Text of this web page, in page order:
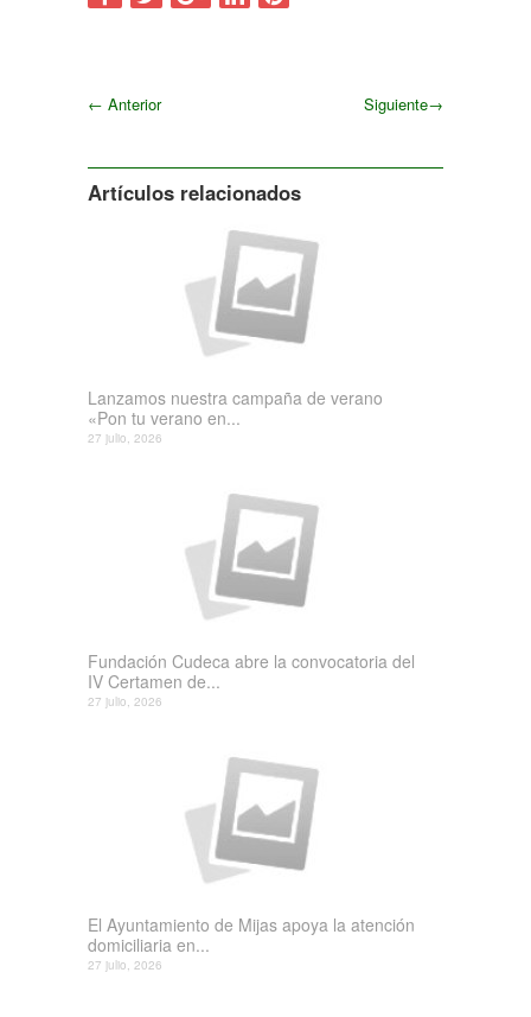
← Anterior Siguiente→
Artículos relacionados
Lanzamos nuestra campaña de verano
«Pon tu verano en...
27 julio, 2026
Fundación Cudeca abre la convocatoria del
IV Certamen de...
27 julio, 2026
El Ayuntamiento de Mijas apoya la atención
domiciliaria en...
27 julio, 2026